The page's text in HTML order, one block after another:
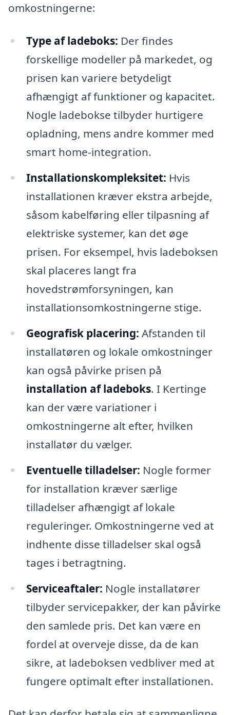
omkostningerne:
Type af ladeboks: Der findes
forskellige modeller på markedet, og
prisen kan variere betydeligt
afhængigt af funktioner og kapacitet.
Nogle ladebokse tilbyder hurtigere
opladning, mens andre kommer med
smart home-integration.
Installationskompleksitet: Hvis
installationen kræver ekstra arbejde,
såsom kabelføring eller tilpasning af
elektriske systemer, kan det øge
prisen. For eksempel, hvis ladeboksen
skal placeres langt fra
hovedstrømforsyningen, kan
installationsomkostningerne stige.
Geografisk placering: Afstanden til
installatøren og lokale omkostninger
kan også påvirke prisen på
installation af ladeboks. I Kertinge
kan der være variationer i
omkostningerne alt efter, hvilken
installatør du vælger.
Eventuelle tilladelser: Nogle former
for installation kræver særlige
tilladelser afhængigt af lokale
reguleringer. Omkostningerne ved at
indhente disse tilladelser skal også
tages i betragtning.
Serviceaftaler: Nogle installatører
tilbyder servicepakker, der kan påvirke
den samlede pris. Det kan være en
fordel at overveje disse, da de kan
sikre, at ladeboksen vedbliver med at
fungere optimalt efter installationen.